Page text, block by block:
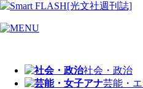
社会・政治
芸能・